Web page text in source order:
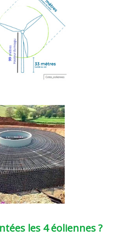
les 4 éoliennes ?